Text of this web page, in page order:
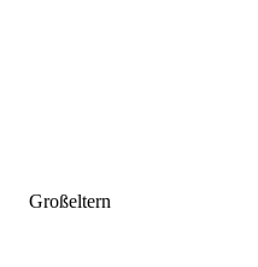
Großeltern